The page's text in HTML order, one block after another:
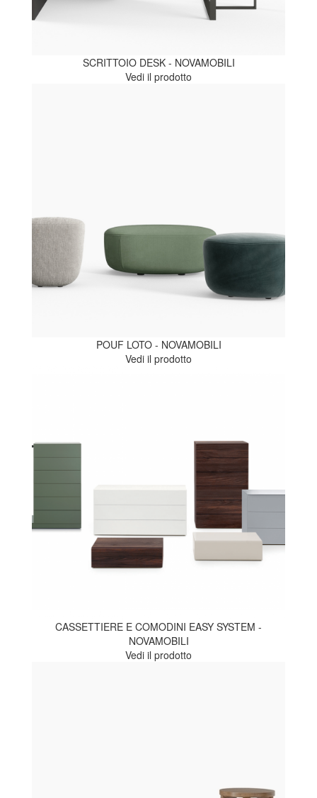
SCRITTOIO DESK - NOVAMOBILI
Vedi il prodotto
POUF LOTO - NOVAMOBILI
Vedi il prodotto
CASSETTIERE E COMODINI EASY SYSTEM -
NOVAMOBILI
Vedi il prodotto